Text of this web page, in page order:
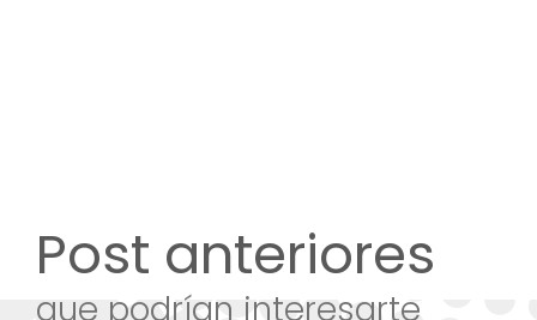
Post anteriores
que podrían interesarte